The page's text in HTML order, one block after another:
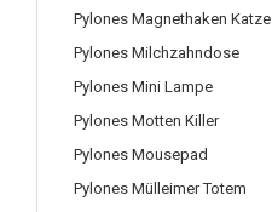
Pylones Magnethaken Katze
Pylones Milchzahndose
Pylones Mini Lampe
Pylones Motten Killer
Pylones Mousepad
Pylones Mülleimer Totem